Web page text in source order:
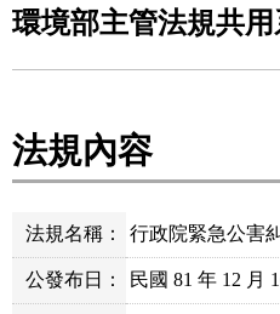
環境部主管法規共
法規內容
法規名稱： 行政院緊急公害
公發布日： 民國 81 年 12 月